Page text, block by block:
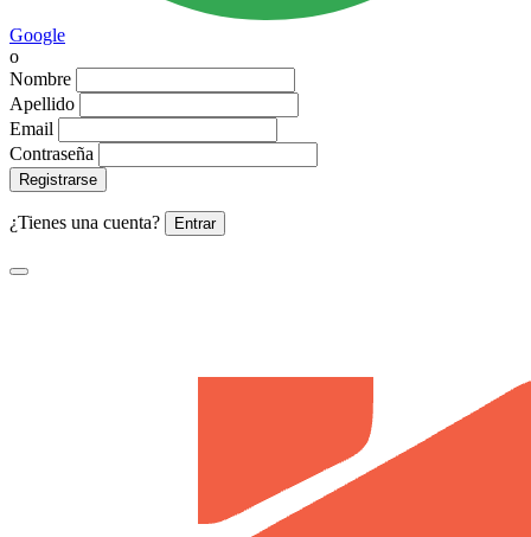
Google
o
Nombre
Apellido
Email
Contraseña
Registrarse
¿Tienes una cuenta? Entrar